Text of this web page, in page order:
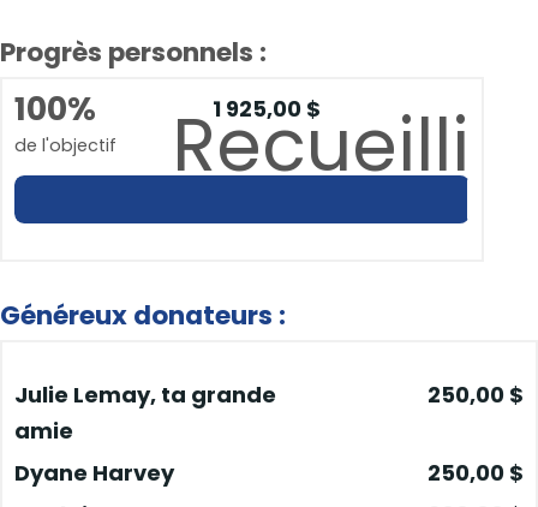
Progrès personnels :
100%
de l'objectif
1 925,00 $
Recueilli
Généreux donateurs :
Julie Lemay, ta grande
amie
250,00 $
Dyane Harvey
250,00 $